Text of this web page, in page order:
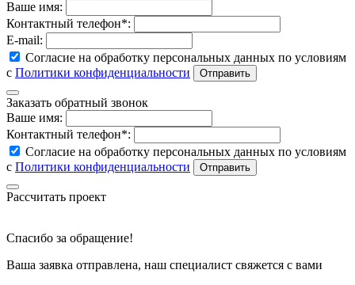
Ваше имя:
Контактный телефон*:
E-mail:
Согласие на обработку персональных данных по условиям
с Политики конфиденциальности
Заказать обратный звонок
Ваше имя:
Контактный телефон*:
Согласие на обработку персональных данных по условиям
с Политики конфиденциальности
Рассчитать проект
Спасибо за обращение!
Ваша заявка отправлена, наш специалист свяжется с вами